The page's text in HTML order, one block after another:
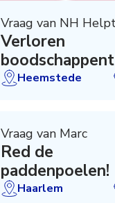
Vraag van NH
Verloren
Heemstede
Vraag van Marc
Red de
paddenpoelen!
Haarlem